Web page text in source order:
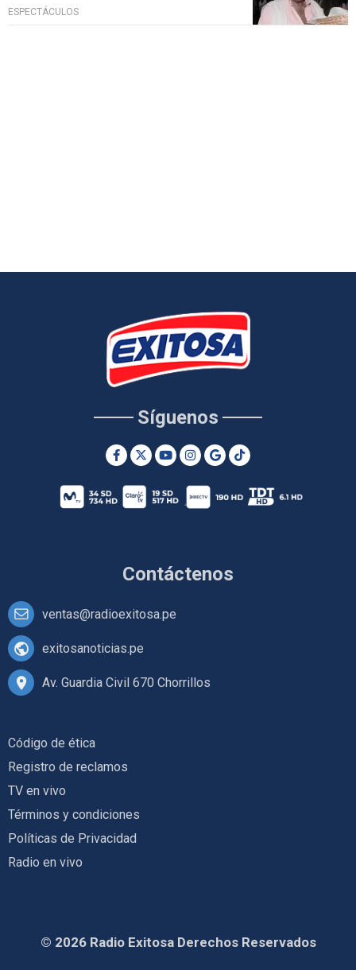
ESPECTÁCULOS
Contáctenos
ventas@radioexitosa.pe
exitosanoticias.pe
Av. Guardia Civil 670 Chorrillos
Síguenos
Código de ética
Registro de reclamos
TV en vivo
Términos y condiciones
Políticas de Privacidad
Radio en vivo
© 2026 Radio Exitosa Derechos Reservados